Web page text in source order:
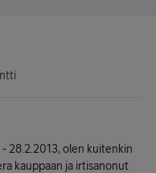
- 28.2.2013, olen kuitenkin
kauppaan ja irtisanonut